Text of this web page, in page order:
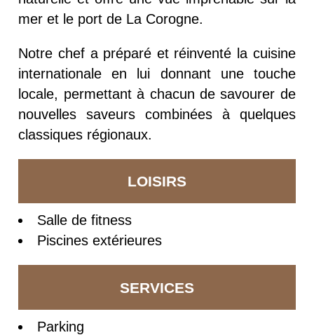
mer et le port de La Corogne.
Notre chef a préparé et réinventé la cuisine
internationale en lui donnant une touche
locale, permettant à chacun de savourer de
nouvelles saveurs combinées à quelques
classiques régionaux.
LOISIRS
Salle de fitness
Piscines extérieures
SERVICES
Parking